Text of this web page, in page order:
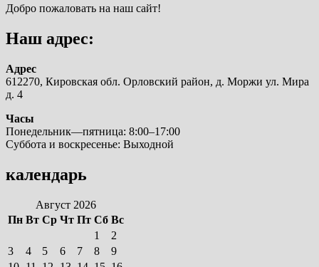
Добро пожаловать на наш сайт!
Наш адрес:
Адрес
612270, Кировская обл. Орловский район, д. Моржи ул. Мира
д. 4
Часы
Понедельник—пятница: 8:00–17:00
Суббота и воскресенье: Выходной
календарь
Август 2026
Пн Вт Ср Чт Пт Сб Вс
1
2
3
4 5 6 7 8
9